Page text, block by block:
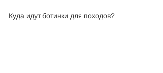
Куда идут ботинки для походов?